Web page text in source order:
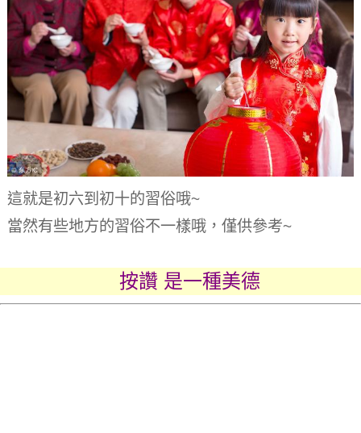
這就是初六到初十的習俗哦~
當然有些地方的習俗不一樣哦，僅供參考~
按讚 是一種美德